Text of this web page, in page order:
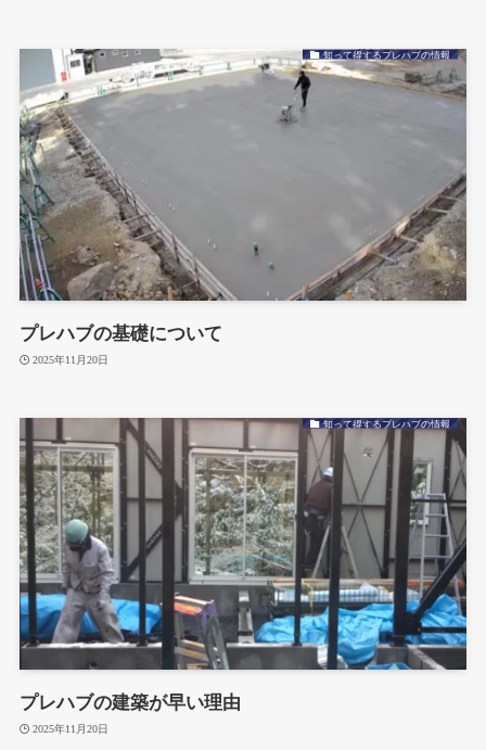
知って得するプレハブの情報
プレハブの基礎について
2025年11月20日
知って得するプレハブの情報
プレハブの建築が早い理由
2025年11月20日